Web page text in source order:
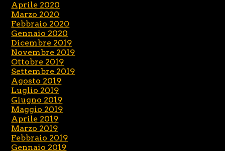
Aprile 2020
Marzo 2020
Febbraio 2020
Gennaio 2020
Dicembre 2019
Novembre 2019
Ottobre 2019
Settembre 2019
Agosto 2019
Luglio 2019
Giugno 2019
Maggio 2019
Aprile 2019
Marzo 2019
Febbraio 2019
Gennaio 2019